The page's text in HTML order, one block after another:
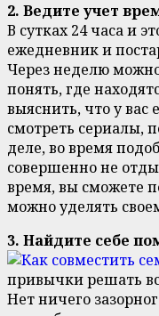
2. Ведите учет
В сутках 24 часа и
ежедневник и
Через неделю
понять, где
выяснить, что у вас
смотреть сериалы,
деле, во время
совершенно не
время, вы сможете
можно уделять
3. Найдите себе
привычки решать
Нет ничего